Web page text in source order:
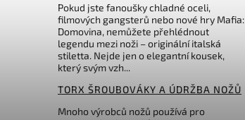
Pokud jste fanoušky chladné oceli,
filmových gangsterů nebo nové hry Mafia:
Domovina, nemůžete přehlédnout
legendu mezi noži – originální italská
stiletta. Nejde jen o elegantní kousek,
který svým vzh...
TORX ŠROUBOVÁKY A ÚDRŽBA NOŽŮ
Mnoho výrobců nožů používá pro